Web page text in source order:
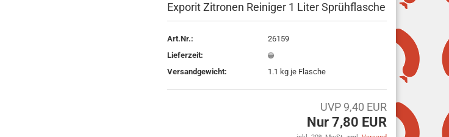
Passwort vergessen?
Exporit Zitronen Reiniger 1 Liter Sprühflasche
Art.Nr.:
26159
Lieferzeit:
Versandgewicht:
1.1 kg je Flasche
UVP 9,40 EUR
Nur 7,80 EUR